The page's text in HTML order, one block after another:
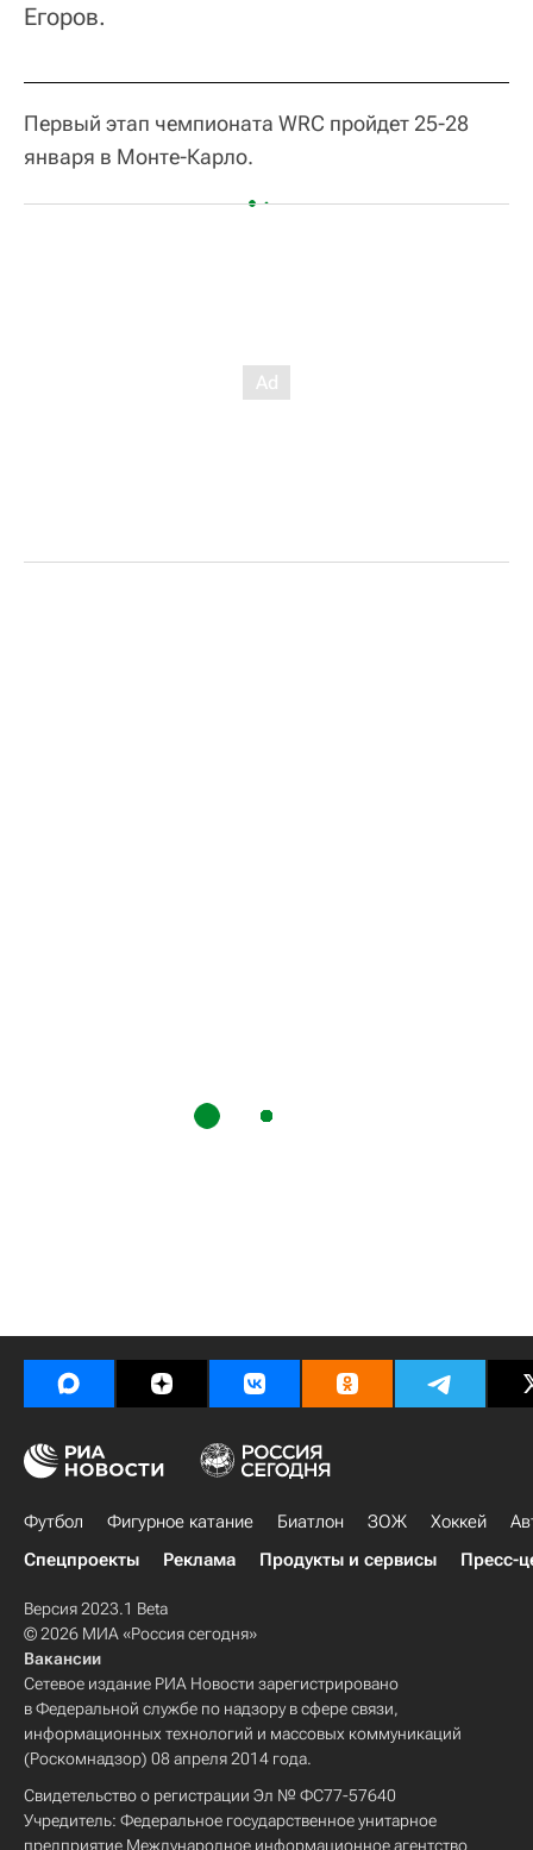
Егоров.
Первый этап чемпионата WRC пройдет 25-28
января в Монте-Карло.
Футбол Фигурное катание Биатлон ЗОЖ Хоккей
Спецпроекты
Реклама Продукты и сервисы Пресс-
Версия 2023.1 Beta
© 2026 МИА «Россия сегодня»
Вакансии
Сетевое издание РИА Новости зарегистрировано
в Федеральной службе по надзору в сфере связи,
информационных технологий и массовых коммуникаций
(Роскомнадзор) 08 апреля 2014 года.
Свидетельство о регистрации Эл № ФС77-57640
Учредитель: Федеральное государственное унитарное
предприятие Международное информационное агентство